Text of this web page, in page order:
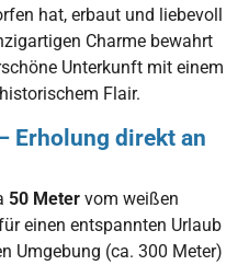
hat, erbaut und liebevoll
Charme bewahrt
Unterkunft mit einem
Flair.
Erholung direkt an
50 Meter vom weißen
einen entspannten Urlaub
Umgebung (ca. 300 Meter)